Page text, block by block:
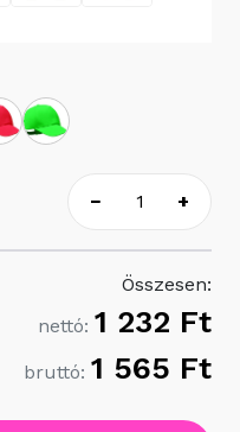
− +
Összesen:
nettó: 1 232 Ft
bruttó: 1 565 Ft